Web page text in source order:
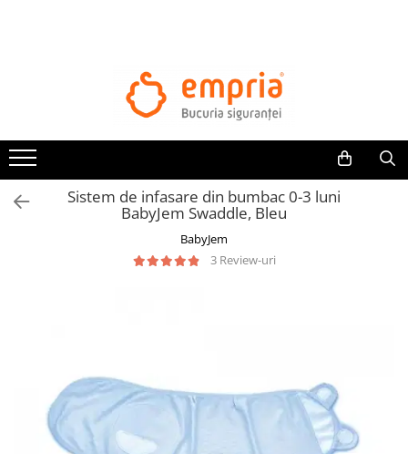
Bariere protectie pentru pat
Protectii mobilier
Banda protectie mobila copii
Protectie colturi mobila copii
Protectii casa
Protectii utile
Poarta siguranta copii
Sistem de infasare din bumbac 0-3 luni
BabyJem Swaddle, Bleu
BabyJem
3 Review-uri